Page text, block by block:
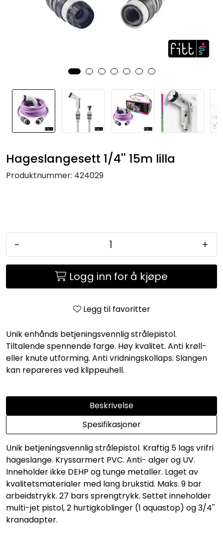
Hageslangesett 1/4'' 15m lilla
Produktnummer: 424029
- +
Logg inn for å kjøpe
Legg til favoritter
Unik enhånds betjeningsvennlig strålepistol.
Tiltalende spennende farge. Høy kvalitet. Anti krøll-
eller knute utforming. Anti vridningskollaps. Slangen
kan repareres ved klippeuhell.
Beskrivelse
Spesifikasjoner
Unik betjeningsvennlig strålepistol. Kraftig 5 lags vrifri
hageslange. Kryssarmert PVC. Anti- alger og UV.
Inneholder ikke DEHP og tunge metaller. Laget av
kvalitetsmaterialer med lang brukstid. Maks. 9 bar
arbeidstrykk. 27 bars sprengtrykk. Settet inneholder
multi-jet pistol, 2 hurtigkoblinger (1 aquastop) og 3/4''
kranadapter.
ACCESSORIES
JUL